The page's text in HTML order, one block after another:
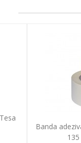
Banda